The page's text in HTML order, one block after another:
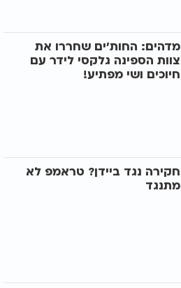
מדהים: החות'ים שחררו את
צוות הספינה גלקסי לידר עם
חיוכים ושי מפתיע!
חקירה נגד ביידן? טראמפ לא
מתנגד